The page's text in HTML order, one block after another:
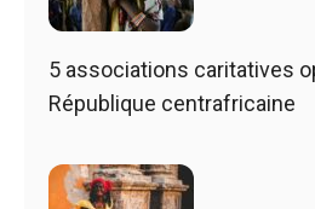
5 associations caritatives
République centrafricaine